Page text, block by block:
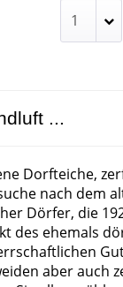
...
Dorfteiche,
nach dem
Dörfer, die
des ehemals
aber auch